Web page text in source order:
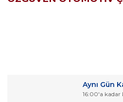
Görüş ve önerileriniz için teşekkür
Aynı Gün
16:00'a kadar